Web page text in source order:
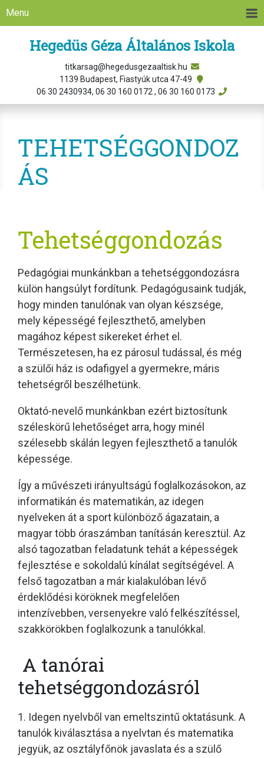
Menu
Hegedüs Géza Általános Iskola
titkarsag@hegedusgezaaltisk.hu
1139 Budapest, Fiastyúk utca 47-49
06 30 2430934, 06 30 160 0172 , 06 30 160 0173
TEHETSÉGGONDOZ
ÁS
Tehetséggondozás
Pedagógiai munkánkban a tehetséggondozásra
külön hangsúlyt fordítunk. Pedagógusaink tudják,
hogy minden tanulónak van olyan készsége,
mely képességé fejleszthető, amelyben
magához képest sikereket érhet el.
Természetesen, ha ez párosul tudással, és még
a szülői ház is odafigyel a gyermekre, máris
tehetségről beszélhetünk.
Oktató-nevelő munkánkban ezért biztosítunk
széleskörű lehetőséget arra, hogy minél
szélesebb skálán legyen fejleszthető a tanulók
képessége.
Így a művészeti irányultságú foglalkozásokon, az
informatikán és matematikán, az idegen
nyelveken át a sport különböző ágazatain, a
magyar több óraszámban tanításán keresztül. Az
alsó tagozatban feladatunk tehát a képességek
fejlesztése e sokoldalú kínálat segítségével. A
felső tagozatban a már kialakulóban lévő
érdeklődési köröknek megfelelően
intenzívebben, versenyekre való felkészítéssel,
szakkörökben foglalkozunk a tanulókkal.
A tanórai
tehetséggondozásról
1. Idegen nyelvből van emeltszintű oktatásunk. A
tanulók kiválasztása a nyelvtan és matematika
jegyük, az osztályfőnök javaslata és a szülő